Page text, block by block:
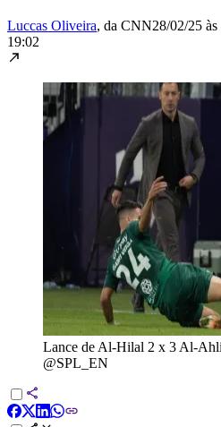
Luccas Oliveira, da CNN28/02/25 às
19:02
Lance de Al-Hilal 2 x 3 Al-Ahli
@SPL_EN